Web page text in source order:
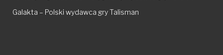
Galakta – Polski wydawca gry Talisman